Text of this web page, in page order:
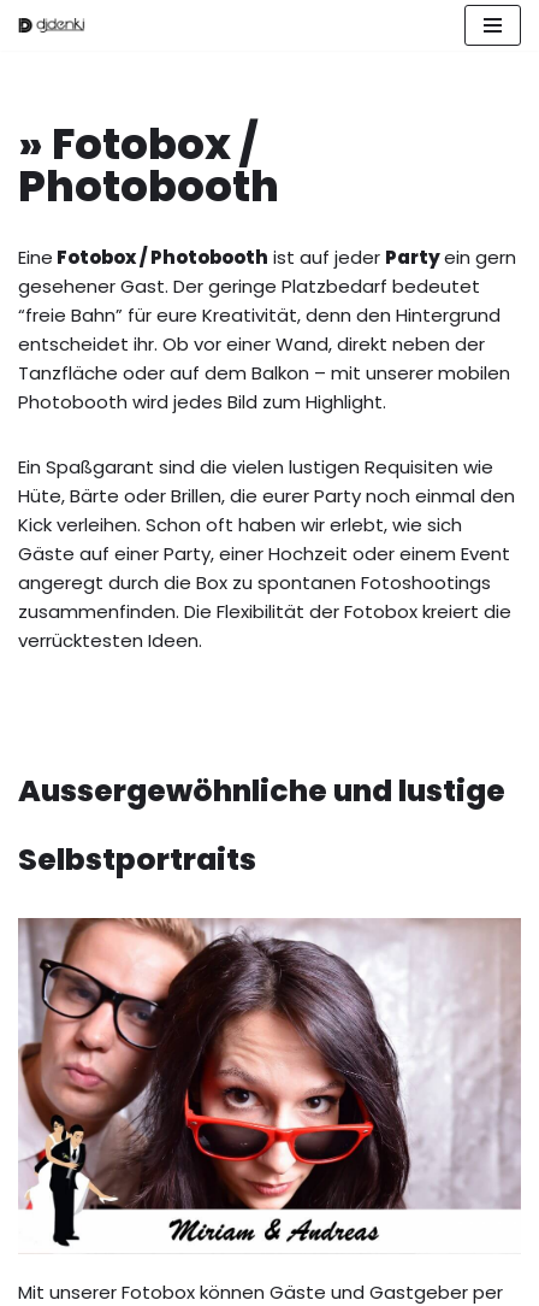
» Fotobox /
Photobooth
Eine Fotobox / Photobooth ist auf jeder Partyein gern
gesehener Gast. Der geringe Platzbedarf bedeutet
“freie Bahn” für eure Kreativität, denn den Hintergrund
entscheidet ihr. Ob vor einer Wand, direkt neben der
Tanzfläche oder auf dem Balkon – mit unserer mobilen
Photobooth wird jedes Bild zum Highlight.
Ein Spaßgarant sind die vielen lustigen Requisiten wie
Hüte, Bärte oder Brillen, die eurer Party noch einmal den
Kick verleihen. Schon oft haben wir erlebt, wie sich
Gäste auf einer Party, einer Hochzeit oder einem Event
angeregt durch die Box zu spontanen Fotoshootings
zusammenfinden. Die Flexibilität der Fotobox kreiert die
verrücktesten Ideen.
Aussergewöhnliche und lustige
Selbstportraits
Mit unserer Fotobox können Gäste und Gastgeber per